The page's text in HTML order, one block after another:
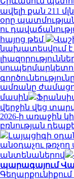
ավելի քան 211
օրը
ու
հայոց թեմ
նախատեսվում
ամռանը
մասին
վերջին վեց
2026-ի առաջին
բռնության
Լայպցիգի
անօդաչու
անտենաներով
պարագայում